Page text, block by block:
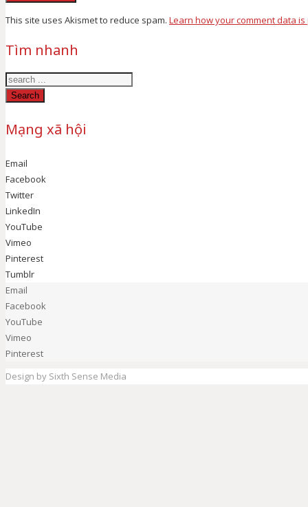
This site uses Akismet to reduce spam. Learn how your comment data
Tìm nhanh
Search
Mạng xã hội
Email
Facebook
Twitter
LinkedIn
YouTube
Vimeo
Pinterest
Tumblr
Email
Facebook
YouTube
Vimeo
Pinterest
Design by Sixth Sense Media